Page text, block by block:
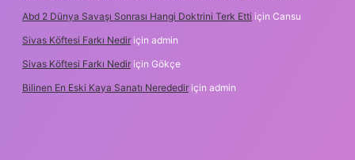
Abd 2 Dünya Savaşı Sonrası Hangi Doktrini Terk Etti için Cansu
Sivas Köftesi Farkı Nedir için admin
Sivas Köftesi Farkı Nedir için Gökçe
Bilinen En Eski Kaya Sanatı Nerededir için admin